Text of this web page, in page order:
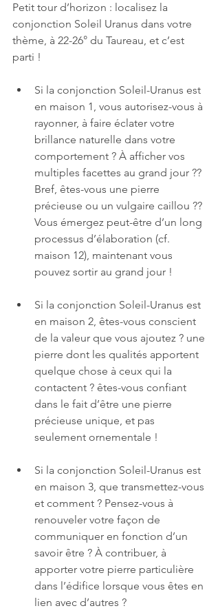
Petit tour d’horizon : localisez la
conjonction Soleil Uranus dans votre
thème, à 22-26° du Taureau, et c’est
parti !
Si la conjonction Soleil-Uranus est
en maison 1, vous autorisez-vous à
rayonner, à faire éclater votre
brillance naturelle dans votre
comportement ? À afficher vos
multiples facettes au grand jour ??
Bref, êtes-vous une pierre
précieuse ou un vulgaire caillou ??
Vous émergez peut-être d’un long
processus d’élaboration (cf.
maison 12), maintenant vous
pouvez sortir au grand jour !
Si la conjonction Soleil-Uranus est
en maison 2, êtes-vous conscient
de la valeur que vous ajoutez ? une
pierre dont les qualités apportent
quelque chose à ceux qui la
contactent ? êtes-vous confiant
dans le fait d’être une pierre
précieuse unique, et pas
seulement ornementale !
Si la conjonction Soleil-Uranus est
en maison 3, que transmettez-vous
et comment ? Pensez-vous à
renouveler votre façon de
communiquer en fonction d’un
savoir être ? À contribuer, à
apporter votre pierre particulière
dans l’édifice lorsque vous êtes en
lien avec d’autres ?